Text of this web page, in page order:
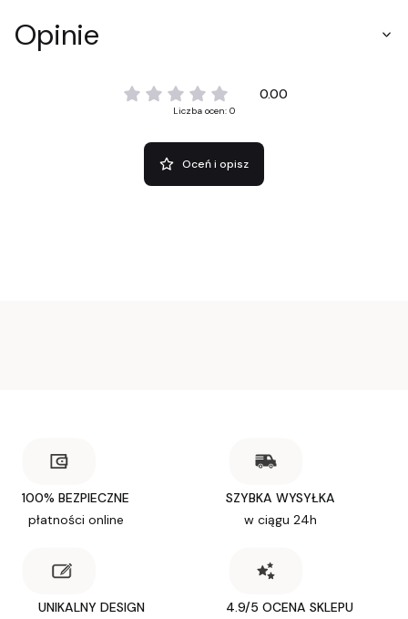
Opinie
0.00
Liczba ocen: 0
Oceń i opisz
100% BEZPIECZNE
płatności online
SZYBKA WYSYŁKA
w ciągu 24h
UNIKALNY DESIGN
4.9/5 OCENA SKLEPU